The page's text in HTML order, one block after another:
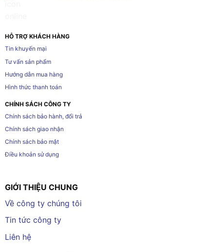
HỖ TRỢ KHÁCH HÀNG
Tin khuyến mại
Tư vấn sản phẩm
Hướng dẫn mua hàng
Hình thức thanh toán
CHÍNH SÁCH CÔNG TY
Chính sách bảo hành, đổi trả
Chính sách giao nhận
Chính sách bảo mật
Điều khoản sử dụng
GIỚI THIỆU CHUNG
Về công ty chúng tôi
Tin tức công ty
Liên hệ